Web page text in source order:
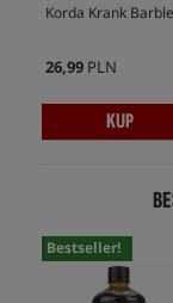
Korda Krank
26,99 PLN
KUP
Bestseller!